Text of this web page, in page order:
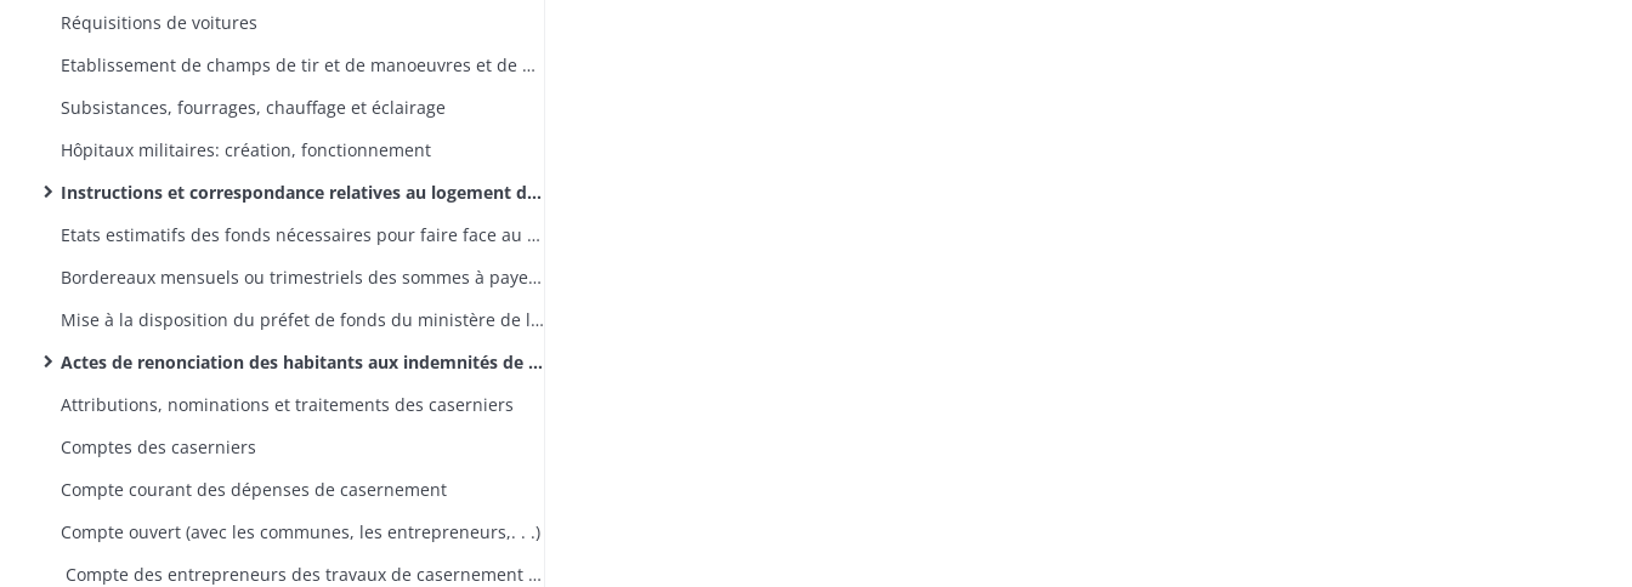
Réquisitions de voitures
Etablissement de champs de tir et de manoeuvres et de manèges
Subsistances, fourrages, chauffage et éclairage
Hôpitaux militaires: création, fonctionnement
Instructions et correspondance relatives au logement des troupes d'occupation, aux moyens de couvrir les dépenses en résultant et à la comptabilité des recettes et dépenses; rapports sur la situation du casernement et celle des fonds affectés aux dépenses de casernement et de logement
Etats estimatifs des fonds nécessaires pour faire face au paiement des indemnités de logement
Bordereaux mensuels ou trimestriels des sommes à payer par le département de la Guerre pour indemnités de logement, correspondance annexe
Mise à la disposition du préfet de fonds du ministère de la Guerre
Actes de renonciation des habitants aux indemnités de logement afin d'affecter ces sommes aux frais de construction et d'entretien des casernes
Attributions, nominations et traitements des caserniers
Comptes des caserniers
Compte courant des dépenses de casernement
Compte ouvert (avec les communes, les entrepreneurs,. . .)
Compte des entrepreneurs des travaux de casernement et des fournisseurs de la literie, précédé de l'état général des crédits ouverts au département du Haut-Rhin par les ministères de la Guerre et des Finances au 1er janvier 1820